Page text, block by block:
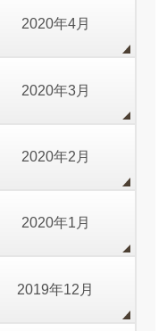
2020年4月
2020年3月
2020年2月
2020年1月
2019年12月